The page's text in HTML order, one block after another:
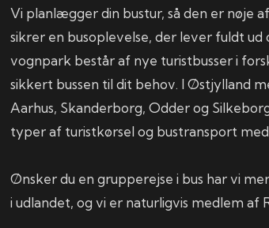
Vi planlægger din bustur, så den er nøje
sikrer en busoplevelse, der lever fuldt
vognpark består af nye turistbusser i
sikkert bussen til dit behov. I Østjylland
Aarhus, Skanderborg, Odder og
typer af turistkørsel og bustransport
Ønsker du en grupperejse i bus har vi
i udlandet, og vi er naturligvis medlem af